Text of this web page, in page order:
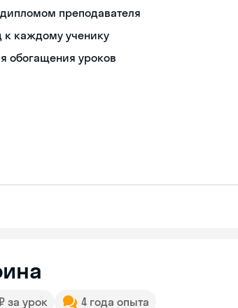
преподавателя
к каждому ученику
обогащения уроков
за урок 4 года опыта